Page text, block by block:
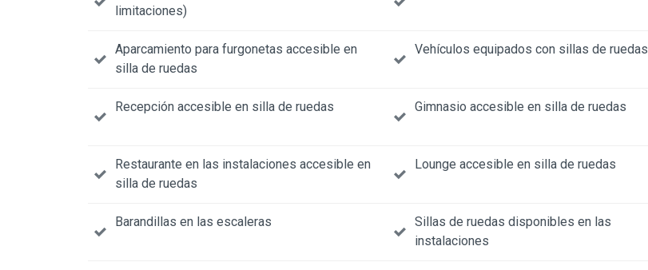
limitaciones)
Aparcamiento para furgonetas accesible en
silla de ruedas
Vehículos equipados con sillas de ruedas
Recepción accesible en silla de ruedas Gimnasio accesible en silla de ruedas
Restaurante en las instalaciones accesible en
silla de ruedas
Lounge accesible en silla de ruedas
Barandillas en las escaleras
Sillas de ruedas disponibles en las
instalaciones